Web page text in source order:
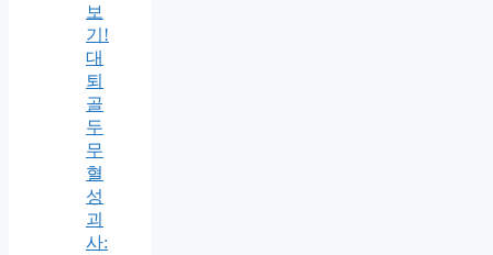
보
기!
대
퇴
골
두
무
혈
성
괴
사: